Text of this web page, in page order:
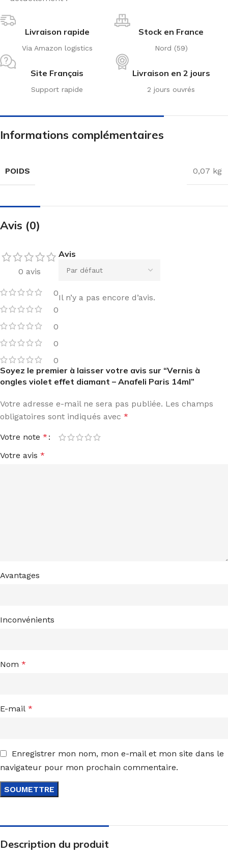
Livraison rapide
Via Amazon logistics
Stock en France
Nord (59)
Site Français
Support rapide
Livraison en 2 jours
2 jours ouvrés
Informations complémentaires
POIDS 0,07 kg
Avis (0)
0 avis
0
0
0
0
0
Avis
Il n’y a pas encore d’avis.
Soyez le premier à laisser votre avis sur “Vernis à
ongles violet effet diamant – Anafeli Paris 14ml”
Votre adresse e-mail ne sera pas publiée. Les champs
obligatoires sont indiqués avec *
Votre note *
Votre avis *
Avantages
Inconvénients
Nom *
E-mail *
Enregistrer mon nom, mon e-mail et mon site dans le
navigateur pour mon prochain commentaire.
Description du produit